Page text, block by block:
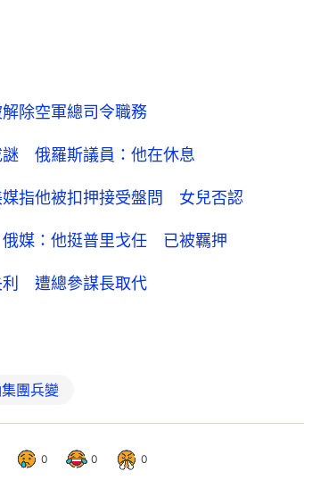
除空軍總司令職務
謎 俄羅斯議員：他在休息
指他被扣押接受盤問 女兒否認
媒：他挺普里戈任 已被羈押
利 遭總參謀長取代
團兵變
0 0 0